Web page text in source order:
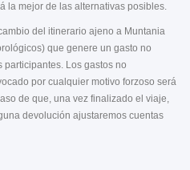
la mejor de las alternativas posibles.
del itinerario ajeno a Muntania
que genere un gasto no
Los gastos no
por cualquier motivo forzoso será
de que, una vez finalizado el viaje,
devolución ajustaremos cuentas